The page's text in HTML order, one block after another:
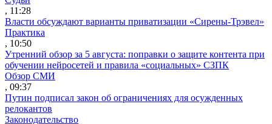
, 11:28
Власти обсуждают варианты приватизации «Сирены-Трэвел»
Практика
, 10:50
Утренний обзор за 5 августа: поправки о защите контента при
обучении нейросетей и правила «социальных» СЗПК
Обзор СМИ
, 09:37
Путин подписал закон об ограничениях для осужденных
релокантов
Законодательство